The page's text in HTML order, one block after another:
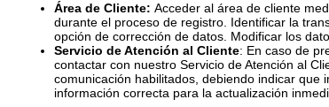
Área de Cliente: Acceder al área de cliente
durante el proceso de registro. Identificar la
opción de corrección de datos. Modificar los
Servicio de Atención al Cliente: En caso de
contactar con nuestro Servicio de Atención al
comunicación habilitados, debiendo indicar que
información correcta para la actualización